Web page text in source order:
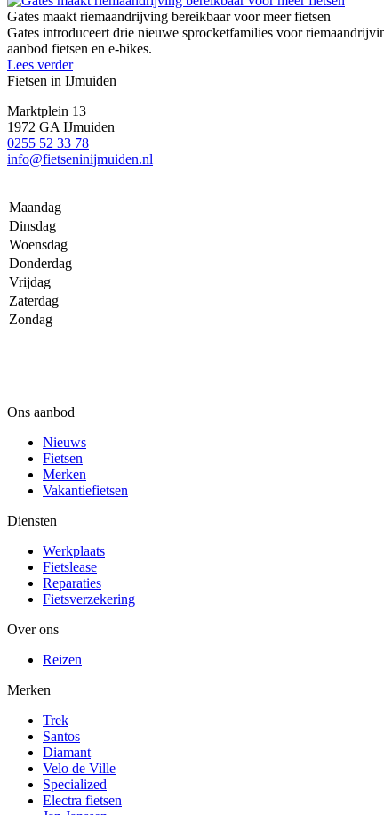
Gates maakt riemaandrijving bereikbaar voor meer fietsen
Gates introduceert drie nieuwe sprocketfamilies voor
aanbod fietsen en e-bikes.
Lees verder
Fietsen in IJmuiden
Marktplein 13
1972 GA IJmuiden
0255 52 33 78
info@fietseninijmuiden.nl
Maandag
Dinsdag
Woensdag
Donderdag
Vrijdag
Zaterdag
Zondag
Ons aanbod
Nieuws
Fietsen
Merken
Vakantiefietsen
Diensten
Werkplaats
Fietslease
Reparaties
Fietsverzekering
Over ons
Reizen
Merken
Trek
Santos
Diamant
Velo de Ville
Specialized
Electra fietsen